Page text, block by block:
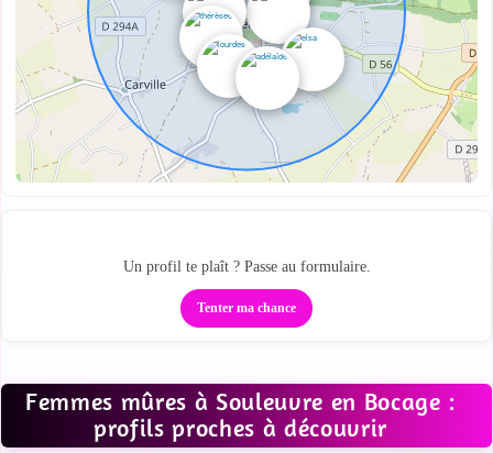
Un profil te plaît ? Passe au formulaire.
Tenter ma chance
Femmes mûres à Souleuvre en Bocage :
profils proches à découvrir
VOIR LES PHOTOS